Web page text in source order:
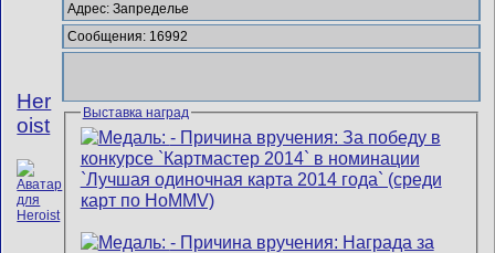
Her
oist
Адрес: Запределье
Сообщения: 16992
Выставка наград